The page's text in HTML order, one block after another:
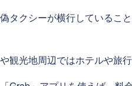
クシーが横行している
光地周辺ではホテルや旅